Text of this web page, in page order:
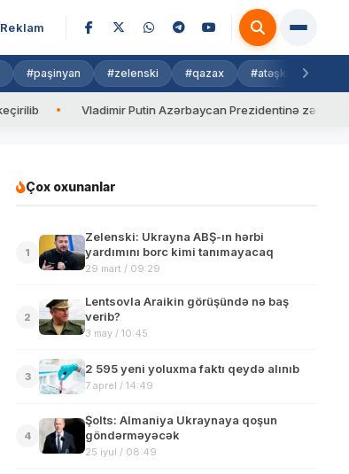
Reklam
#paşinyan #zelenski #qazax #atəşkəs
Vladimir Putin Azərbaycan Prezidentinə zəng edib
Çox oxunanlar
1
Zelenski: Ukrayna ABŞ-ın hərbi
yardımını borc kimi tanımayacaq
29 mart / 09:29
2
Lentsovla Araikin görüşündə nə baş
verib?
3 may / 10:45
3
2 595 yeni yoluxma faktı qeydə alınıb
7 aprel / 14:49
4
Şolts: Almaniya Ukraynaya qoşun
göndərməyəcək
25 iyul / 08:49